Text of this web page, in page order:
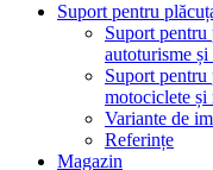
Suport pentru
Suport pentru
autoturisme și
Suport pentru
motociclete și
Variante de
Referințe
Magazin